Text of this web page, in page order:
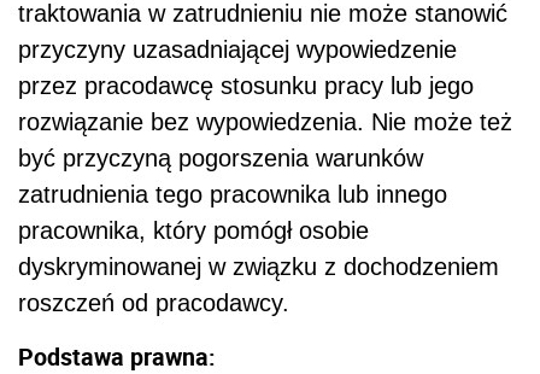
traktowania w zatrudnieniu nie może stanowić
przyczyny uzasadniającej wypowiedzenie
przez pracodawcę stosunku pracy lub jego
rozwiązanie bez wypowiedzenia. Nie może też
być przyczyną pogorszenia warunków
zatrudnienia tego pracownika lub innego
pracownika, który pomógł osobie
dyskryminowanej w związku z dochodzeniem
roszczeń od pracodawcy.
Podstawa prawna: